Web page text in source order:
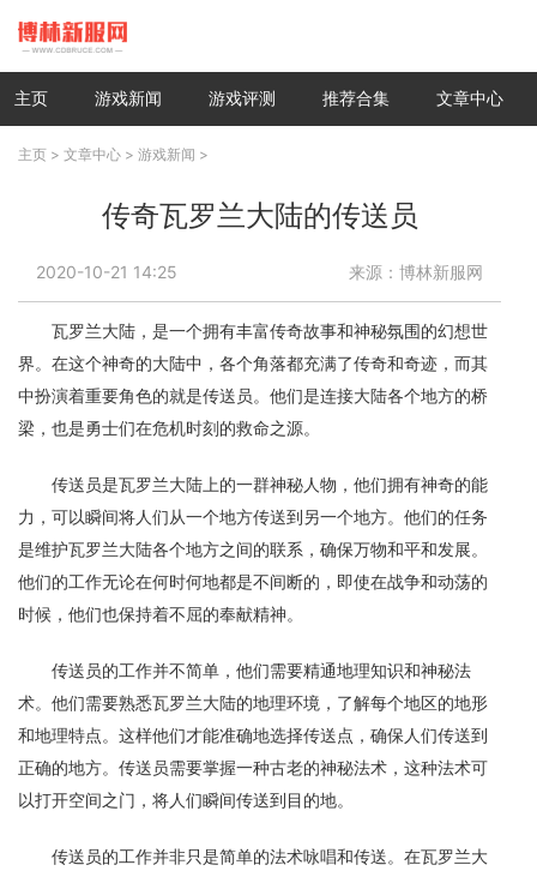
主页 游戏新闻 游戏评测 推荐合集 文章中心
主页 > 文章中心 > 游戏新闻 >
传奇瓦罗兰大陆的传送员
2020-10-21 14:25 来源：博林新服网
瓦罗兰大陆，是一个拥有丰富传奇故事和神秘氛围的幻想世
界。在这个神奇的大陆中，各个角落都充满了传奇和奇迹，而其
中扮演着重要角色的就是传送员。他们是连接大陆各个地方的桥
梁，也是勇士们在危机时刻的救命之源。
传送员是瓦罗兰大陆上的一群神秘人物，他们拥有神奇的能
力，可以瞬间将人们从一个地方传送到另一个地方。他们的任务
是维护瓦罗兰大陆各个地方之间的联系，确保万物和平和发展。
他们的工作无论在何时何地都是不间断的，即使在战争和动荡的
时候，他们也保持着不屈的奉献精神。
传送员的工作并不简单，他们需要精通地理知识和神秘法
术。他们需要熟悉瓦罗兰大陆的地理环境，了解每个地区的地形
和地理特点。这样他们才能准确地选择传送点，确保人们传送到
正确的地方。传送员需要掌握一种古老的神秘法术，这种法术可
以打开空间之门，将人们瞬间传送到目的地。
传送员的工作并非只是简单的法术咏唱和传送。在瓦罗兰大